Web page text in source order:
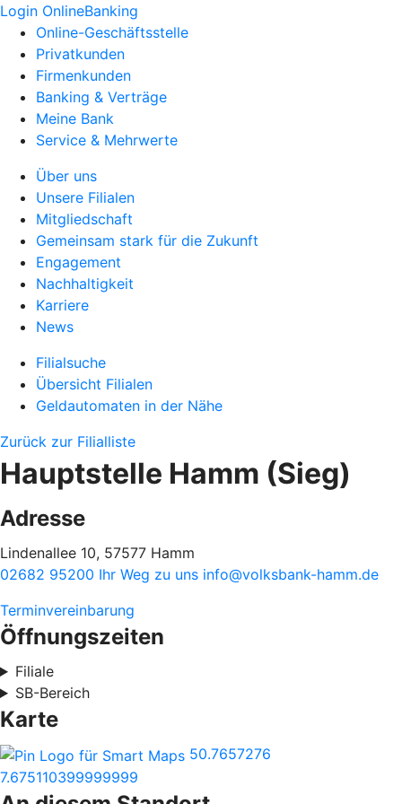
Login OnlineBanking
Online-Geschäftsstelle
Privatkunden
Firmenkunden
Banking & Verträge
Meine Bank
Service & Mehrwerte
Über uns
Unsere Filialen
Mitgliedschaft
Gemeinsam stark für die Zukunft
Engagement
Nachhaltigkeit
Karriere
News
Filialsuche
Übersicht Filialen
Geldautomaten in der Nähe
Zurück zur Filialliste
Hauptstelle Hamm (Sieg)
Adresse
Lindenallee 10, 57577 Hamm
02682 95200 Ihr Weg zu uns info@volksbank-hamm.de
Terminvereinbarung
Öffnungszeiten
Filiale
SB-Bereich
Karte
50.7657276
7.675110399999999